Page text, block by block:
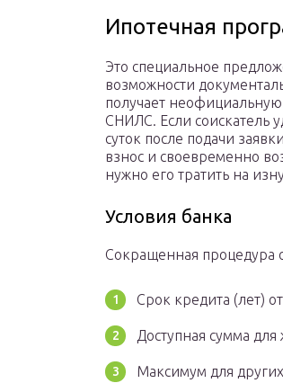
Ипотечная
Это специальное
возможности
получает неофициальную
СНИЛС. Если соискатель
суток после подачи
взнос и своевременно
нужно его тратить на
Условия банка
Сокращенная процедура
Срок кредита (лет)
Доступная сумма
Максимум для